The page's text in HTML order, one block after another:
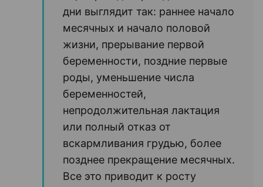
дни выглядит так: раннее начало
месячных и начало половой
жизни, прерывание первой
беременности, поздние первые
роды, уменьшение числа
беременностей,
непродолжительная лактация
или полный отказ от
вскармливания грудью, более
позднее прекращение месячных.
Все это приводит к росту